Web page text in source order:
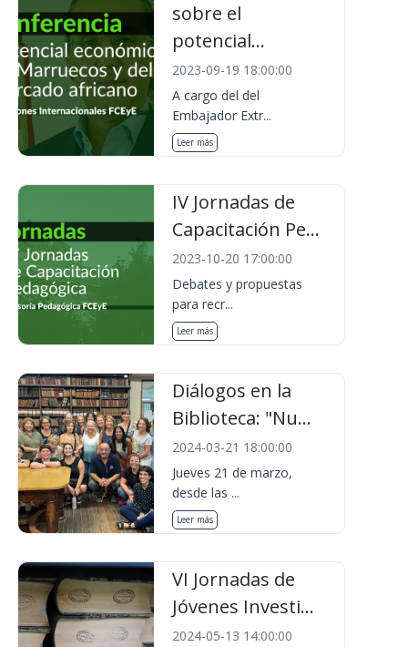
sobre el
potencial...
2023-09-19 18:00:00
A cargo del del
Embajador Extr...
Leer más
IV Jornadas de
Capacitación Pe...
2023-10-20 17:00:00
Debates y propuestas
para recr...
Leer más
Diálogos en la
Biblioteca: "Nu...
2024-03-21 18:00:00
Jueves 21 de marzo,
desde las ...
Leer más
VI Jornadas de
Jóvenes Investi...
2024-05-13 14:00:00